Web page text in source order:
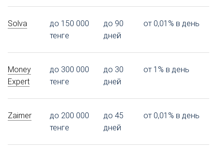
Solva
до 150 000
тенге
до 90
дней
от 0,01% в день
Money
Expert
до 300 000
тенге
до 30
дней
от 1% в день
Zaimer
до 200 000
тенге
до 45
дней
от 0,01% в день